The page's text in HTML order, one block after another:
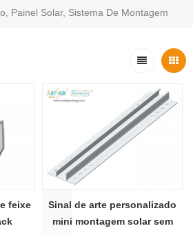
Painel Solar, Sistema De Montagem
feixe
Sinal de arte personalizado
mini montagem solar sem